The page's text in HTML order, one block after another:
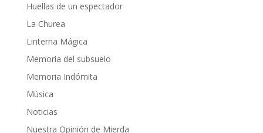
Huellas de un espectador
La Churea
Linterna Mágica
Memoria del subsuelo
Memoria Indómita
Música
Noticias
Nuestra Opinión de Mierda